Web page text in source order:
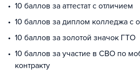
10 баллов за аттестат с отличием
10 баллов за диплом колледжа с
10 баллов за золотой значок ГТО
10 баллов за участие в СВО по
контракту